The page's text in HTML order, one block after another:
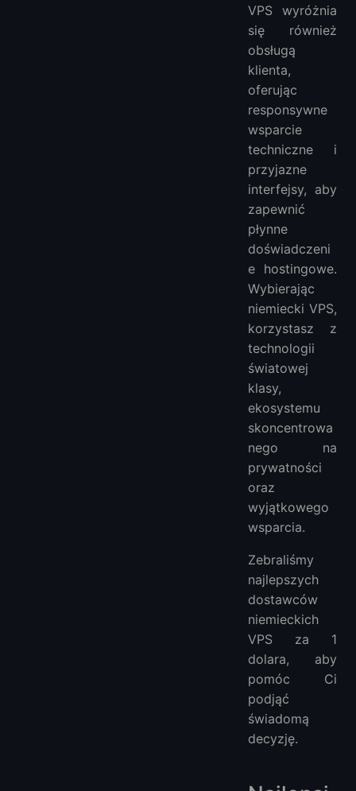
VPS wyróżnia
się również
obsługą
klienta,
oferując
responsywne
wsparcie
techniczne i
przyjazne
interfejsy, aby
zapewnić
płynne
doświadczeni
e hostingowe.
Wybierając
niemiecki VPS,
korzystasz z
technologii
światowej
klasy,
ekosystemu
skoncentrowa
nego na
prywatności
oraz
wyjątkowego
wsparcia.
Zebraliśmy
najlepszych
dostawców
niemieckich
VPS za 1
dolara, aby
pomóc Ci
podjąć
świadomą
decyzję.